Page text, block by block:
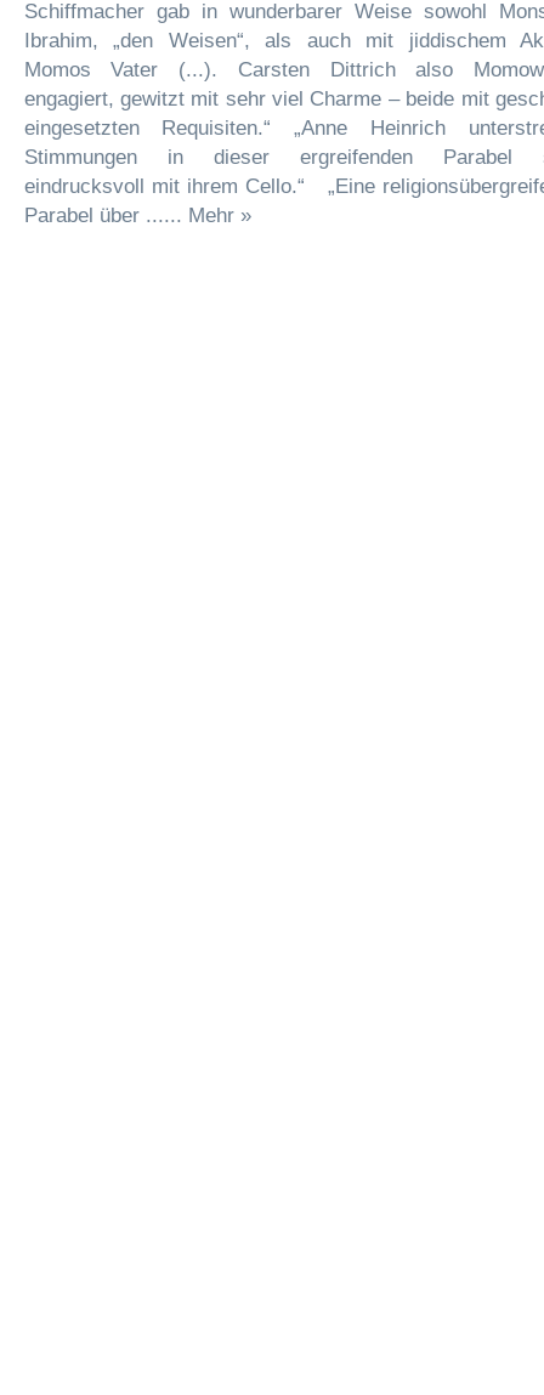
Schiffmacher gab in wunderbarer Weise sowohl
Ibrahim, „den Weisen“, als auch mit jiddischem
Momos Vater (...). Carsten Dittrich also
engagiert, gewitzt mit sehr viel Charme – beide mit
eingesetzten Requisiten.“ „Anne Heinrich
Stimmungen in dieser ergreifenden Parabel
eindrucksvoll mit ihrem Cello.“ „Eine
Parabel über ...... Mehr »